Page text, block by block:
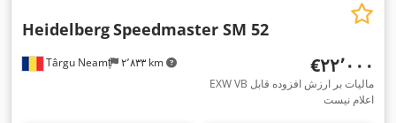
Târgu Neamț ۲٬۸۳۳ km
HeidelbergSpeedmaster SM 52
‎€۲۲٬۰۰۰
EXW VB مالیات بر ارزش افزوده قابل
اعلام نیست